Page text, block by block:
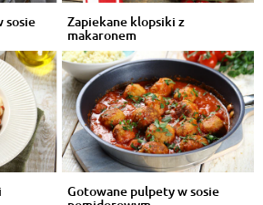
sosie Zapiekane klopsiki z
makaronem
Gotowane pulpety w sosie